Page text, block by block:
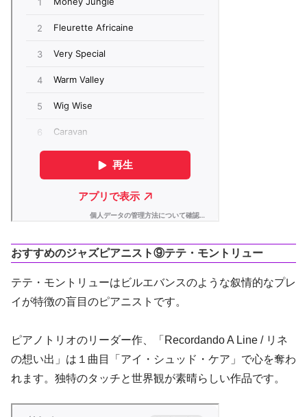
おすすめのジャズピアニスト⑨テテ・モントリュー
テテ・モントリューはビルエバンスのような叙情的なプレ
イが特徴の盲目のピアニストです。
ピアノトリオのリーダー作、「Recordando A Line / リネ
の想い出」は１曲目「アイ・シュッド・ケア」で心を奪わ
れます。独特のタッチと世界観が素晴らしい作品です。